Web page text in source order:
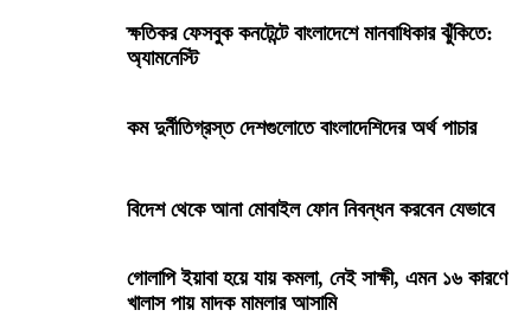
প্রধান উপদেষ্টার বিশেষ সহকারী হিসাবে নিয়োগ পেলেন লস
এঞ্জেলেসের শেখ মইনউদ্দিন
সন্তান দওক নেওয়ার আইনি প্রক্রিয়া
অমর একুশে গ্রন্থমেলায় ‘‘৩৬শে জুলাই গণঅভ্যুত্থান’’ গ্রন্থ
হাসনাত -সারজিসদের এই আগাম বার্তা না পেলে কি হতে পারতো!
ক্ষতিকর ফেসবুক কনটেন্টে বাংলাদেশে মানবাধিকার ঝুঁকিতে:
অ্যামনেস্টি
কম দুর্নীতিগ্রস্ত দেশগুলোতে বাংলাদেশিদের অর্থ পাচার
বিদেশ থেকে আনা মোবাইল ফোন নিবন্ধন করবেন যেভাবে
গোলাপি ইয়াবা হয়ে যায় কমলা, নেই সাক্ষী, এমন ১৬ কারণে
খালাস পায় মাদক মামলার আসামি